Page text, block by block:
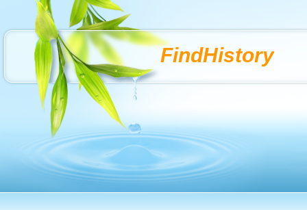
FindHistory